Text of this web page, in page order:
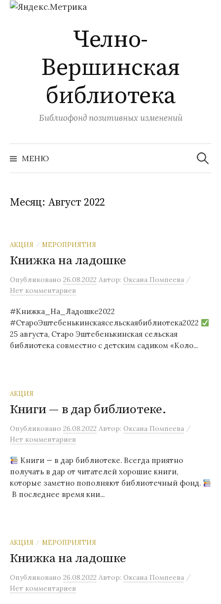
Челно-
Вершинская
библиотека
Библиофонд позитивных изменений
МЕНЮ
Найти:
Месяц: Август 2022
АКЦИЯ / МЕРОПРИЯТИЯ
Книжка на ладошке
Опубликовано 26.08.2022 Автор: Оксана Помпеева /
Нет комментариев
#Книжка_На_Ладошке2022
#СтароЭштебенькинскаясельскаябиблиотека2022
25 августа, Старо Эштебенькинская сельская
библиотека совместно с детским садиком «Коло...
АКЦИЯ
Книги — в дар библиотеке.
Опубликовано 26.08.2022 Автор: Оксана Помпеева /
Нет комментариев
Книги — в дар библиотеке. Всегда приятно
получать в дар от читателей хорошие книги,
которые заметно пополняют библиотечный фонд.
В последнее время кни...
АКЦИЯ / МЕРОПРИЯТИЯ
Книжка на ладошке
Опубликовано 26.08.2022 Автор: Оксана Помпеева /
Нет комментариев